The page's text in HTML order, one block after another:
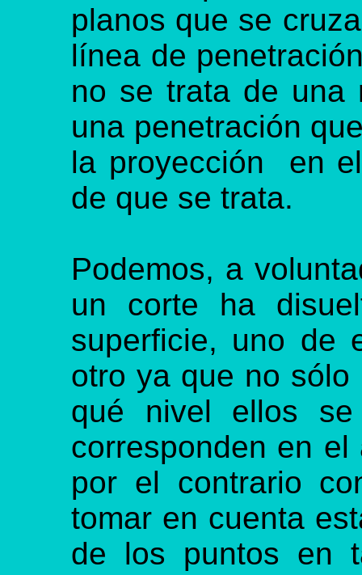
planos que se
línea de
no se trata de una
una penetración
la proyección en
de que se trata.
Podemos, a
un corte ha
superficie, uno de
otro ya que no
qué nivel ellos se
corresponden en
por el contrario
tomar en cuenta
de los puntos en